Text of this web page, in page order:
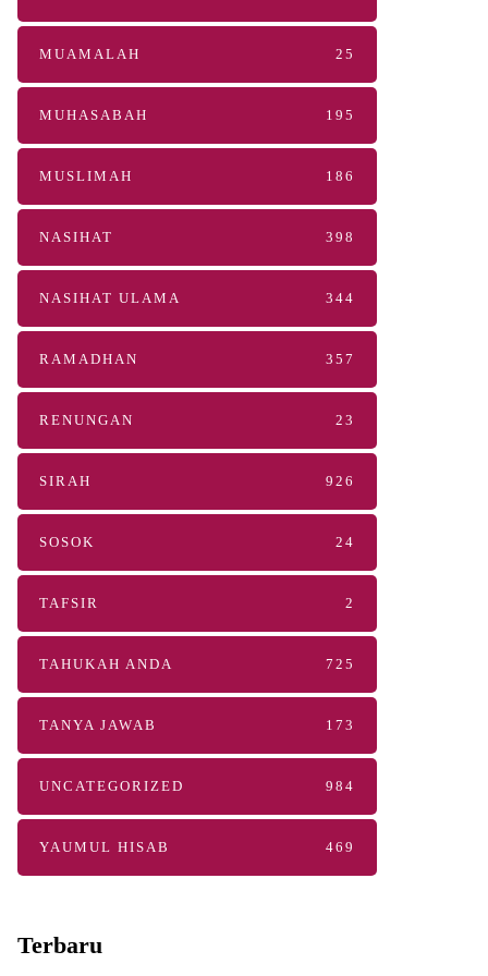
MUAMALAH 25
MUHASABAH 195
MUSLIMAH 186
NASIHAT 398
NASIHAT ULAMA 344
RAMADHAN 357
RENUNGAN 23
SIRAH 926
SOSOK 24
TAFSIR 2
TAHUKAH ANDA 725
TANYA JAWAB 173
UNCATEGORIZED 984
YAUMUL HISAB 469
Terbaru